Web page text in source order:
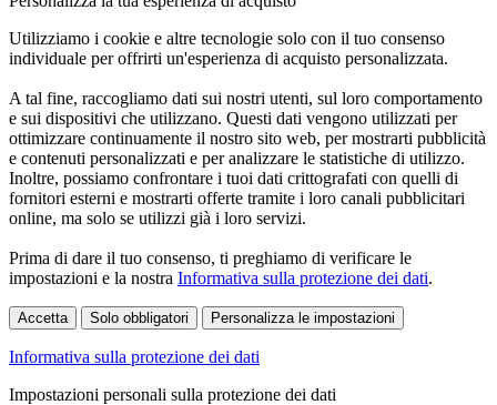
Utilizziamo i cookie e altre tecnologie solo con il tuo consenso
individuale per offrirti un'esperienza di acquisto personalizzata.
A tal fine, raccogliamo dati sui nostri utenti, sul loro comportamento
e sui dispositivi che utilizzano. Questi dati vengono utilizzati per
ottimizzare continuamente il nostro sito web, per mostrarti pubblicità
e contenuti personalizzati e per analizzare le statistiche di utilizzo.
Inoltre, possiamo confrontare i tuoi dati crittografati con quelli di
fornitori esterni e mostrarti offerte tramite i loro canali pubblicitari
online, ma solo se utilizzi già i loro servizi.
Prima di dare il tuo consenso, ti preghiamo di verificare le
impostazioni e la nostra Informativa sulla protezione dei dati.
Accetta Solo obbligatori Personalizza le impostazioni
Informativa sulla protezione dei dati
Impostazioni personali sulla protezione dei dati